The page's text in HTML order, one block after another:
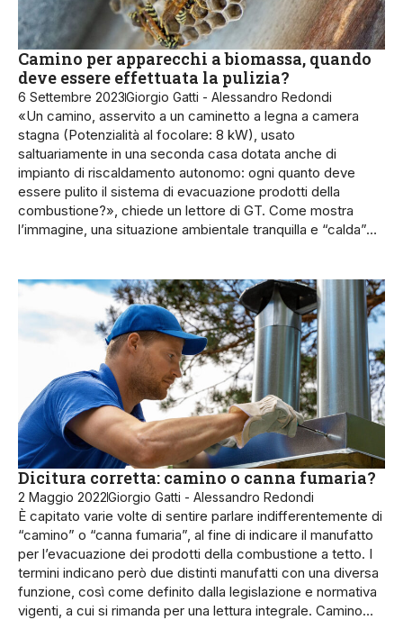
Camino per apparecchi a biomassa, quando
deve essere effettuata la pulizia?
6 Settembre 2023Giorgio Gatti - Alessandro Redondi
«Un camino, asservito a un caminetto a legna a camera
stagna (Potenzialità al focolare: 8 kW), usato
saltuariamente in una seconda casa dotata anche di
impianto di riscaldamento autonomo: ogni quanto deve
essere pulito il sistema di evacuazione prodotti della
combustione?», chiede un lettore di GT. Come mostra
l’immagine, una situazione ambientale tranquilla e “calda”…
Dicitura corretta: camino o canna fumaria?
2 Maggio 2022Giorgio Gatti - Alessandro Redondi
È capitato varie volte di sentire parlare indifferentemente di
“camino” o “canna fumaria”, al fine di indicare il manufatto
per l’evacuazione dei prodotti della combustione a tetto. I
termini indicano però due distinti manufatti con una diversa
funzione, così come definito dalla legislazione e normativa
vigenti, a cui si rimanda per una lettura integrale. Camino…